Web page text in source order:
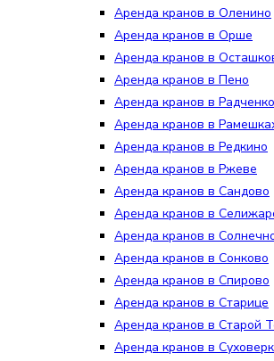
Аренда кранов в Оленино
Аренда кранов в Орше
Аренда кранов в
Аренда кранов в Пено
Аренда кранов в Радченко
Аренда кранов в
Аренда кранов в Редкино
Аренда кранов в Ржеве
Аренда кранов в Сандово
Аренда кранов в
Аренда кранов в
Аренда кранов в Сонково
Аренда кранов в Спирово
Аренда кранов в Старице
Аренда кранов в Старой
Аренда кранов в